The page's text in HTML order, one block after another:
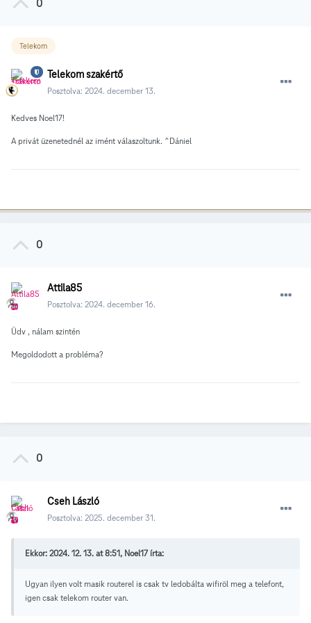
0
Telekom
Telekom szakértő
Posztolva: 2024. december 13.
Kedves Noel17!
A privát üzenetednél az imént válaszoltunk. ^Dániel
0
Attila85
Posztolva: 2024. december 16.
Üdv , nálam szintén
Megoldodott a probléma?
0
Cseh László
Posztolva: 2025. december 31.
Ekkor: 2024. 12. 13. at 8:51, Noel17 írta:
Ugyan ilyen volt masik routerel is csak tv ledobálta wifiröl meg a telefont,
igen csak telekom router van.